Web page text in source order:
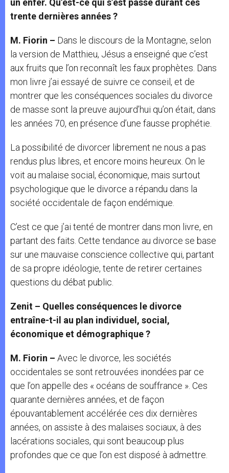
un enfer. Qu’est-ce qui s’est passé durant ces
trente dernières années ?
M. Fiorin – Dans le discours de la Montagne, selon
la version de Matthieu, Jésus a enseigné que c’est
aux fruits que l’on reconnaît les faux prophètes. Dans
mon livre j’ai essayé de suivre ce conseil, et de
montrer que les conséquences sociales du divorce
de masse sont la preuve aujourd’hui qu’on était, dans
les années 70, en présence d’une fausse prophétie.
La possibilité de divorcer librement ne nous a pas
rendus plus libres, et encore moins heureux. On le
voit au malaise social, économique, mais surtout
psychologique que le divorce a répandu dans la
société occidentale de façon endémique.
C’est ce que j’ai tenté de montrer dans mon livre, en
partant des faits. Cette tendance au divorce se base
sur une mauvaise conscience collective qui, partant
de sa propre idéologie, tente de retirer certaines
questions du débat public.
Zenit – Quelles conséquences le divorce
entraîne-t-il au plan individuel, social,
économique et démographique ?
M. Fiorin – Avec le divorce, les sociétés
occidentales se sont retrouvées inondées par ce
que l’on appelle des « océans de souffrance ». Ces
quarante dernières années, et de façon
épouvantablement accélérée ces dix dernières
années, on assiste à des malaises sociaux, à des
lacérations sociales, qui sont beaucoup plus
profondes que ce que l’on est disposé à admettre.